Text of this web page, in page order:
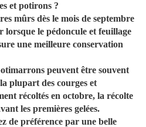
et potirons ?
mûrs dès le mois de septembre
lorsque le pédoncule et feuillage
une meilleure conservation
peuvent être souvent
plupart des courges et
récoltés en octobre, la récolte
les premières gelées.
de préférence par une belle